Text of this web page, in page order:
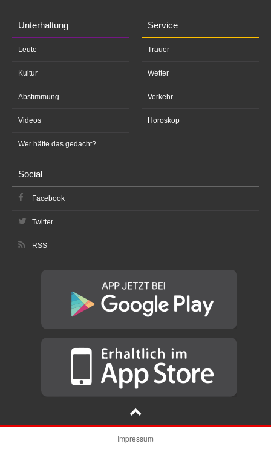
Unterhaltung
Leute
Kultur
Abstimmung
Videos
Wer hätte das gedacht?
Service
Trauer
Wetter
Verkehr
Horoskop
Social
Facebook
Twitter
RSS
Impressum